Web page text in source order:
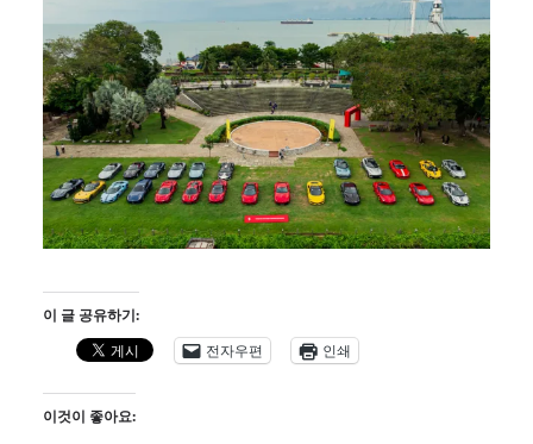
이 글 공유하기:
전자우편
인쇄
이것이 좋아요: